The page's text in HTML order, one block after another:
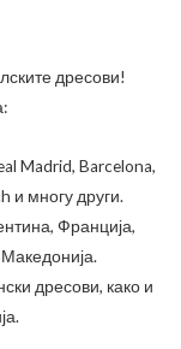
дресови!
Madrid, Barcelona,
и многу други.
Франција,
дресови, како и